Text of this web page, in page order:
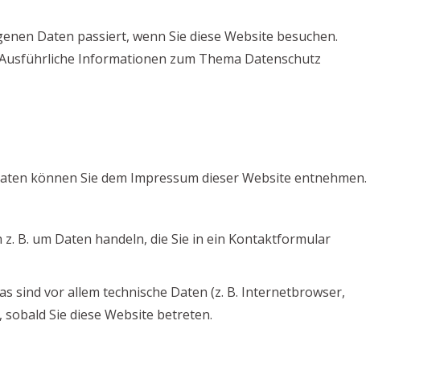
Daten passiert, wenn Sie diese Website besuchen.
Informationen zum Thema Datenschutz
können Sie dem Impressum dieser Website entnehmen.
B. um Daten handeln, die Sie in ein Kontaktformular
sind vor allem technische Daten (z. B. Internetbrowser,
Sie diese Website betreten.